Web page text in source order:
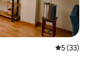
5 ರಲ್ಲಿ 5
5 (33)